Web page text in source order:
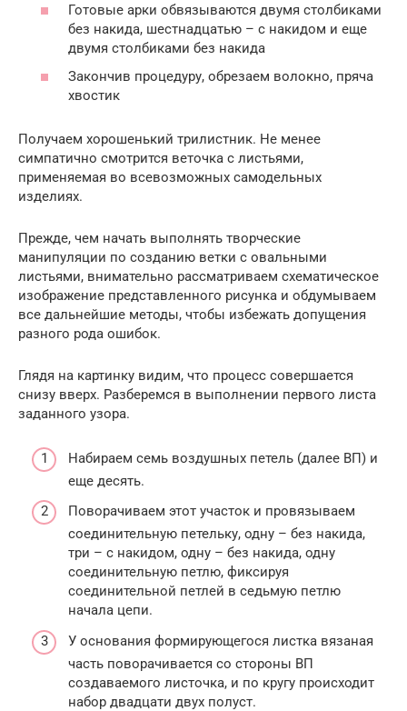
Готовые арки обвязываются двумя столбиками
без накида, шестнадцатью – с накидом и еще
двумя столбиками без накида
Закончив процедуру, обрезаем волокно, пряча
хвостик
Получаем хорошенький трилистник. Не менее
симпатично смотрится веточка с листьями,
применяемая во всевозможных самодельных
изделиях.
Прежде, чем начать выполнять творческие
манипуляции по созданию ветки с овальными
листьями, внимательно рассматриваем схематическое
изображение представленного рисунка и обдумываем
все дальнейшие методы, чтобы избежать допущения
разного рода ошибок.
Глядя на картинку видим, что процесс совершается
снизу вверх. Разберемся в выполнении первого листа
заданного узора.
Набираем семь воздушных петель (далее ВП) и
еще десять.
Поворачиваем этот участок и провязываем
соединительную петельку, одну – без накида,
три – с накидом, одну – без накида, одну
соединительную петлю, фиксируя
соединительной петлей в седьмую петлю
начала цепи.
У основания формирующегося листка вязаная
часть поворачивается со стороны ВП
создаваемого листочка, и по кругу происходит
набор двадцати двух полуст.